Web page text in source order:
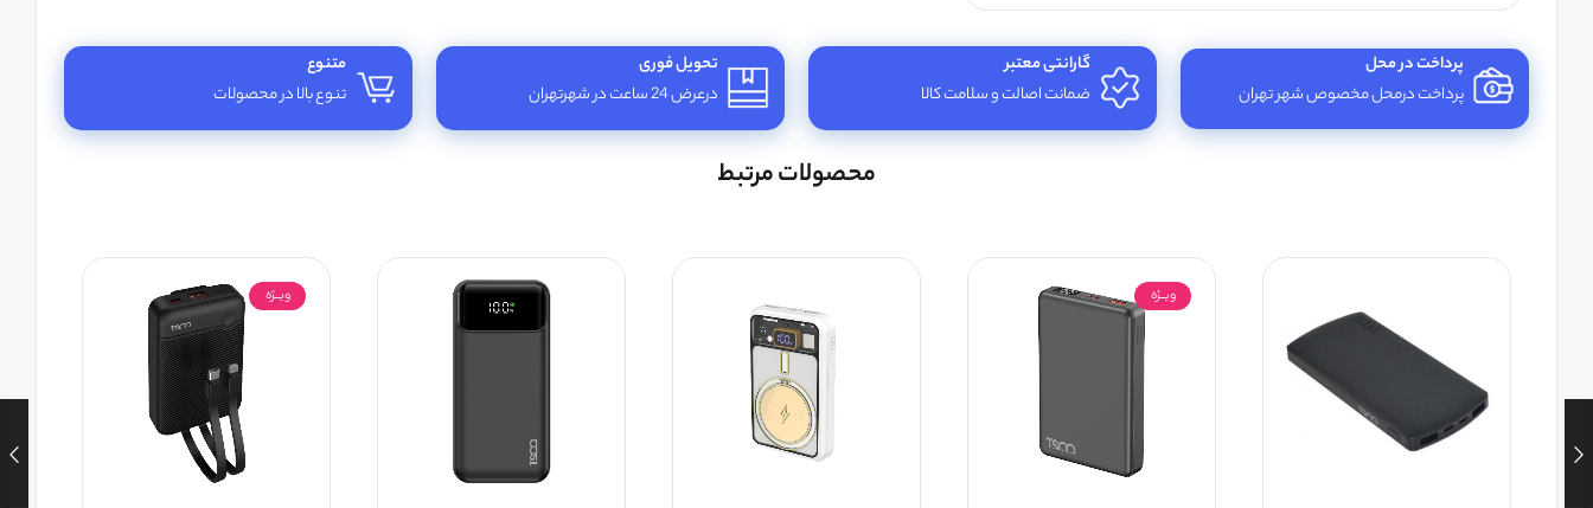
پرداخت در محل
پرداخت درمحل مخصوص شهر تهران
گارانتی معتبر
ضمانت اصالت و سلامت کالا
تحویل فوری
درعرض 24 ساعت در شهرتهران
متنوع
تنوع بالا در محصولات
محصولات مرتبط
ویــژه ویــژه